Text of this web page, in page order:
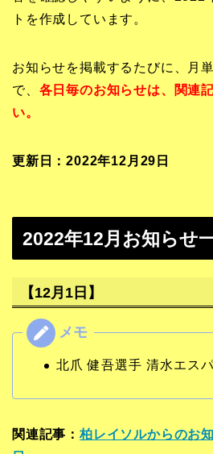
トを作成しています。
お知らせを掲載するたびに、月
で、 各日毎のお知らせは、関連
い。
更新日：2022年12月29 日
2022年12月お知らせ
【12月1日】
北爪 健吾選手 清水エス
関連記事：柏レイソルからのお